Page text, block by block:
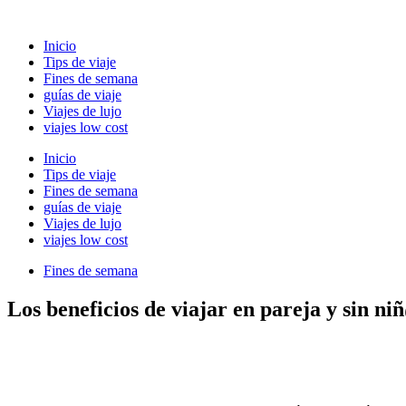
contenido
Inicio
Tips de viaje
Fines de semana
guías de viaje
Viajes de lujo
viajes low cost
Inicio
Tips de viaje
Fines de semana
guías de viaje
Viajes de lujo
viajes low cost
Fines de semana
Los beneficios de viajar en pareja y sin